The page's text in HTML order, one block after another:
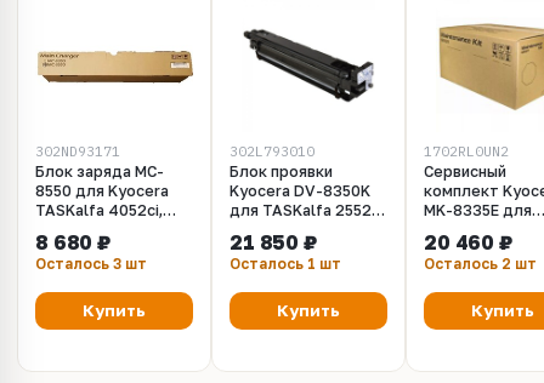
302ND93171
Блок заряда MC-
8550 для Kyocera
TASKalfa 4052ci,
2552ci, 3252ci,
4002i, 5002i, 6002i
8 680 ₽
Осталось 3 шт
Купить
302L793010
Блок проявки
Kyocera DV-8350K
для TASKalfa 2552ci,
302L793011,
302L793012,
302L793013,
302L793014)
21 850 ₽
Осталось 1 шт
Купить
1702RL0UN2
Сервисный
комплект
MK-8335E для
2552ci, 3252ci
20 460 ₽
Осталось 2 шт
Купить